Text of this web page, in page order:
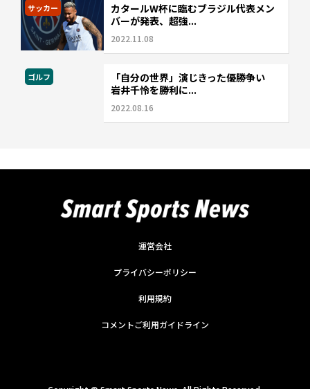
サッカー
カタールW杯に臨むブラジル代表メン
バーが発表、超強...
2022.11.08
ゴルフ
「自分の世界」演じきった優勝争い
岩井千怜を勝利に...
2022.08.16
運営会社
プライバシーポリシー
利用規約
コメントご利用ガイドライン